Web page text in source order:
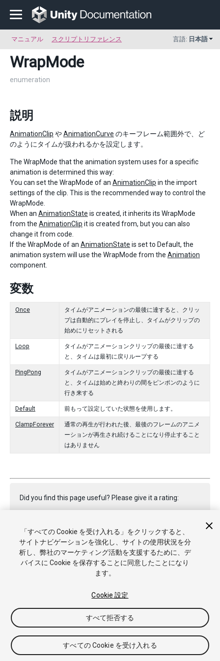
マニュアル スクリプトリファレンス 言語: 日本語
WrapMode
enumeration
説明
AnimationClip やAnimationCurve のキーフレーム範囲外で、ど
のようにタイムが扱われるかを設定します。
The WrapMode that the animation system uses for a specific
animation is determined this way:
You can set the WrapMode of an AnimationClip in the import
settings of the clip. This is the recommended way to control the
WrapMode.
When an AnimationState is created, it inherits its WrapMode
from the AnimationClip it is created from, but you can also
change it from code.
If the WrapMode of an AnimationState is set to Default, the
animation system will use the WrapMode from the Animation
component.
変数
Once
タイムがアニメーションの最後に達すると、クリッ
プは自動的にプレイを停止し、タイムがクリップの
始めにリセットされる
Loop
タイムがアニメーションクリップの最後に達する
と、タイムは最初に戻りループする
PingPong
タイムがアニメーションクリップの最後に達する
と、タイムは始めと終わりの間をピンポンのように
行き来する
Default 前もって設定していた状態を使用します。
ClampForever
通常の再生が行われた後、最後のフレームのアニメ
ーションが再生され続けることになり停止すること
はありません
Did you find this page useful? Please give it a rating:
Report a problem on this page
Copyright © 2019 Unity Technologies. Publication 2018.4
チュートリアル
ナレッジベース
ッキー
私の個人情報を販売または共有しない
Cookie 優先設定
「すべての Cookie を受け入れる」をクリックすると、
サイトナビゲーションを強化し、サイトの使用状況を分
析し、弊社のマーケティング活動を支援するために、デ
バイスに Cookie を保存することに同意したことになり
ます。
Cookie 設定
すべて拒否する
すべての Cookie を受け入れる